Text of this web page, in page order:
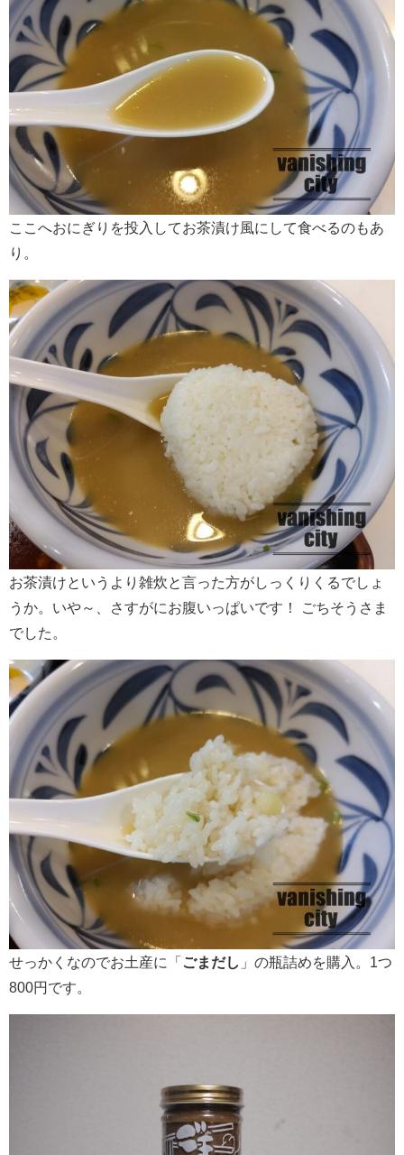
ここへおにぎりを投入してお茶漬け風にして食べるのもあ
り。
お茶漬けというより雑炊と言った方がしっくりくるでしょ
うか。いや～、さすがにお腹いっぱいです！ ごちそうさま
でした。
せっかくなのでお土産に「 ごまだし 」の瓶詰めを購入。1つ
800円です。